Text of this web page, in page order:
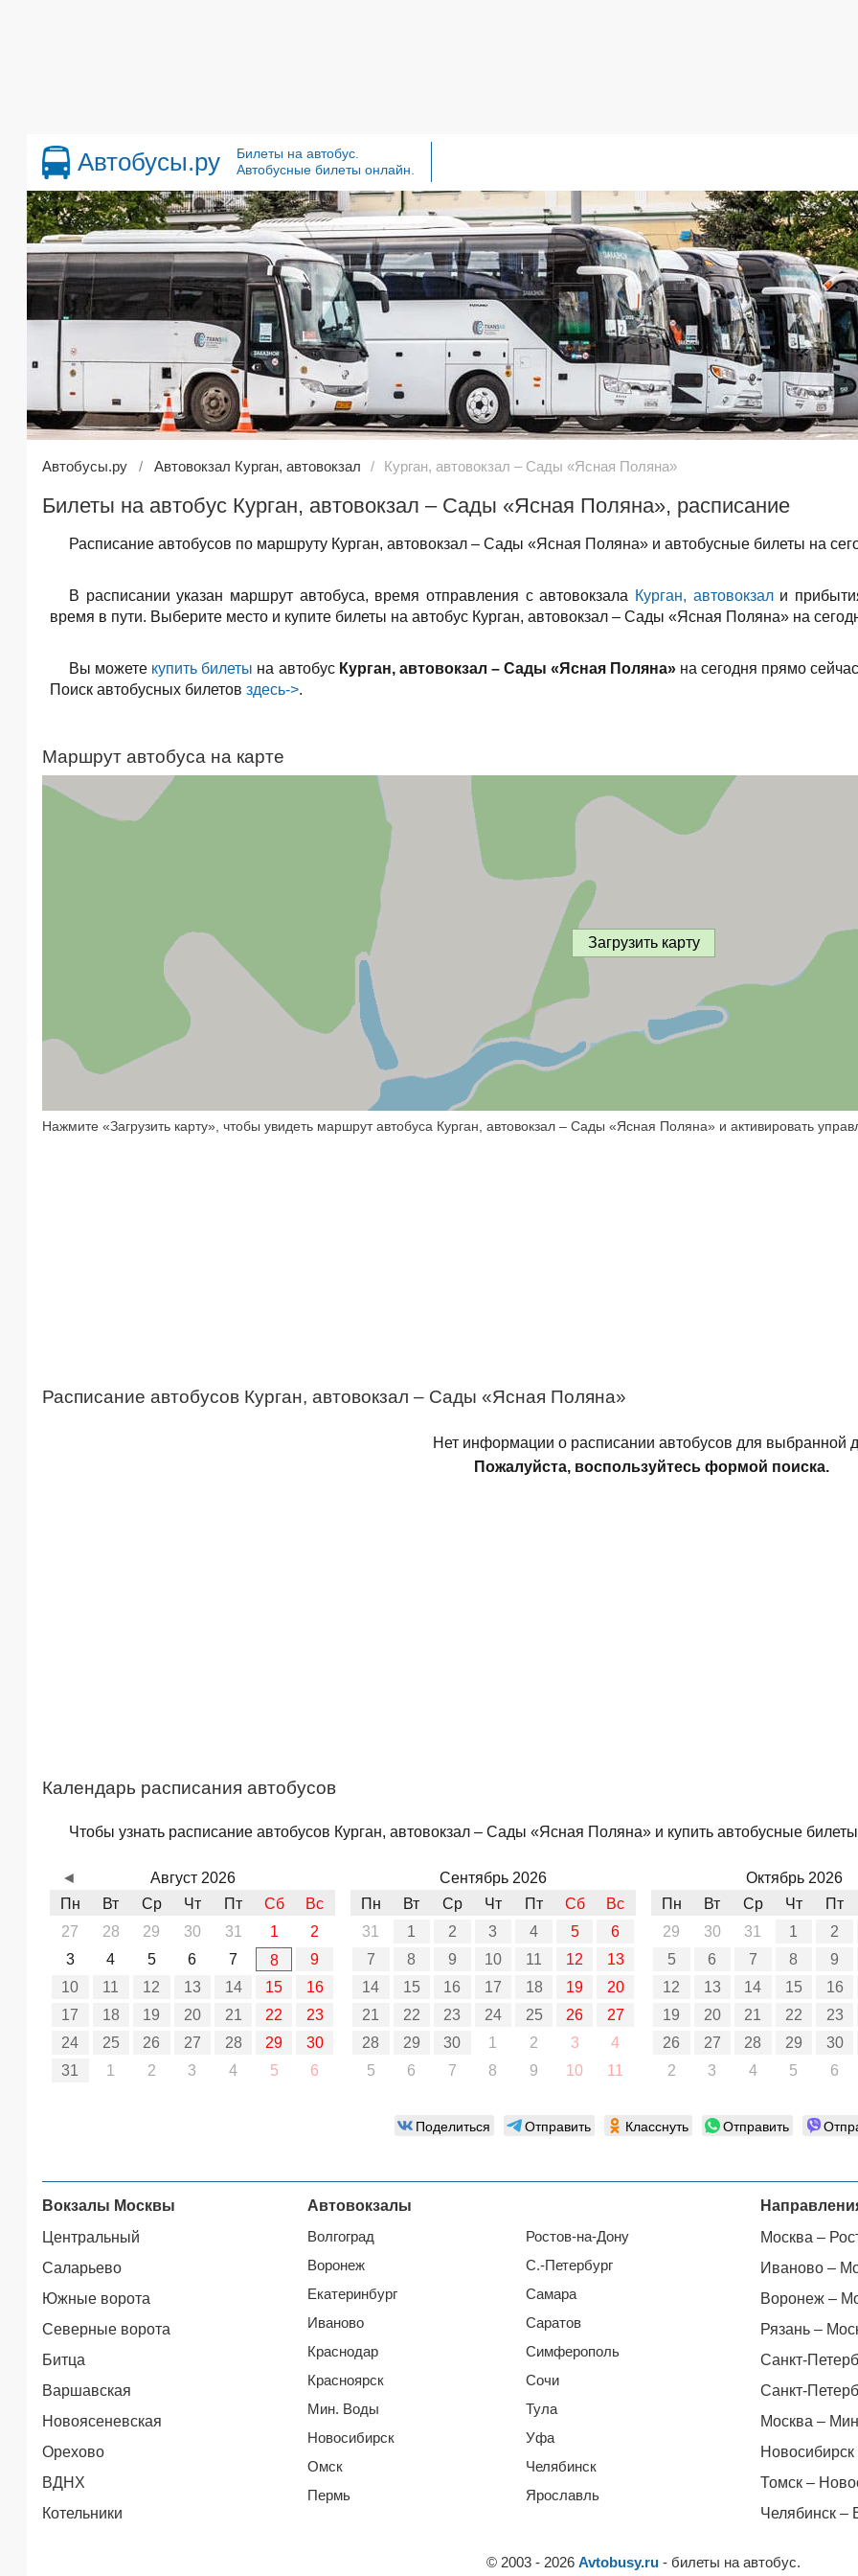
Автобусы.ру
Билеты на автобус.
Автобусные билеты онлайн.
Автобусы.ру Автовокзал Курган, автовокзал Курган, автовокзал – Сады «Ясная Поляна»
Билеты на автобус Курган, автовокзал – Сады «Ясная Поляна», расписание
Расписание автобусов по маршруту Курган, автовокзал – Сады «Ясная Поляна» и автобусные билеты на
В расписании указан маршрут автобуса, время отправления с автовокзала Курган, автовокзали
время в пути. Выберите место и купите билеты на автобус Курган, автовокзал – Сады «Ясная Поляна» на
Вы можете купить билеты на автобус Курган, автовокзал – Сады «Ясная Поляна» на сегодня прямо
Поиск автобусных билетов здесь->.
Маршрут автобуса на карте
Загрузить карту
Нажмите «Загрузить карту», чтобы увидеть маршрут автобуса Курган, автовокзал – Сады «Ясная Поляна» и активировать
Расписание автобусов Курган, автовокзал – Сады «Ясная Поляна»
Нет информации о расписании автобусов для выбранной
Пожалуйста, воспользуйтесь формой поиска.
Календарь расписания автобусов
Чтобы узнать расписание автобусов Курган, автовокзал – Сады «Ясная Поляна» и купить автобусные
Август 2026
Пн
Вт Ср Чт Пт Сб
Вс
27
28 29 30 31 1
2
3
4 5 6 7 8
9
10
11 12 13 14 15
16
17
18 19 20 21 22
23
24
25 26 27 28 29
30
31
1 2 3 4 5 6
Сентябрь 2026
Пн
Вт Ср Чт Пт Сб
Вс
31
1 2 3 4 5
6
7
8 9 10 11 12
13
14
15 16 17 18 19
20
21
22 23 24 25 26
27
28
29 30 1 2 3
4
5
6 7 8 9 10 11
Октябрь 2026
Пн
Вт Ср Чт
Пт
29
30 31 1
2
5
6 7 8
9
12
13 14 15
16
19
20 21 22
23
26
27 28 29
30
2
3 4 5 6
◄
Поделиться Отправить Класснуть Отправить
Вокзалы Москвы
Центральный
Саларьево
Южные ворота
Северные ворота
Битца
Варшавская
Новоясеневская
Орехово
ВДНХ
Котельники
Автовокзалы
Волгоград
Воронеж
Екатеринбург
Иваново
Краснодар
Красноярск
Мин. Воды
Новосибирск
Омск
Пермь
Ростов-на-Дону
С.-Петербург
Самара
Саратов
Симферополь
Сочи
Тула
Уфа
Челябинск
Ярославль
Москва –
Иваново –
Воронеж –
Рязань –
Санкт-
Санкт-
Москва –
Томск –
Челябинск –
© 2003 - 2026 Avtobusy.ru - билеты на автобус.